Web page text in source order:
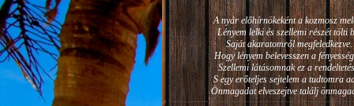
A nyár előhírnökeként a kozmosz
Lényem lelki és szellemi részét tölti
Saját akaratomról megfeledkezve.
Hogy lényem belevesszen a
Szellemi látásomnak ez a
S egy erőteljes sejtelem a tudtomra
Önmagadat elveszejtve találj